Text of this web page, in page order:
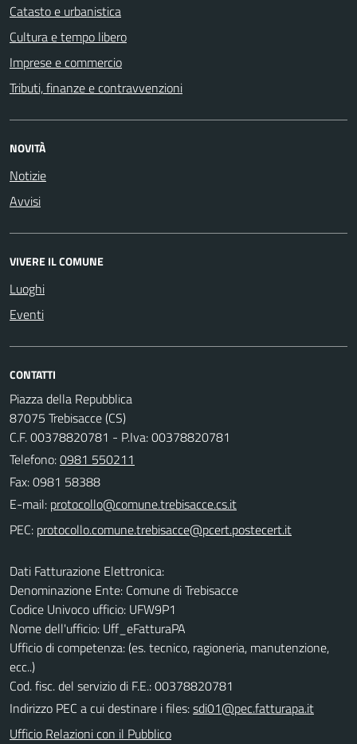
Catasto e urbanistica
Cultura e tempo libero
Imprese e commercio
Tributi, finanze e contravvenzioni
NOVITÀ
Notizie
Avvisi
VIVERE IL COMUNE
Luoghi
Eventi
CONTATTI
Piazza della Repubblica
87075 Trebisacce (CS)
C.F. 00378820781 - P.Iva: 00378820781
Telefono:0981 550211
Fax: 0981 58388
E-mail:
PEC:
Dati Fatturazione Elettronica:
Denominazione Ente: Comune di Trebisacce
Codice Univoco ufficio: UFW9P1
Nome dell'ufficio: Uff_eFatturaPA
Ufficio di competenza: (es. tecnico, ragioneria, manutenzione,
ecc..)
Cod. fisc. del servizio di F.E.: 00378820781
Indirizzo PEC a cui destinare i files:sdi01@pec.fatturapa.it
Ufficio Relazioni con il Pubblico